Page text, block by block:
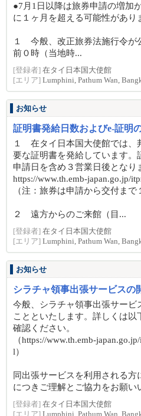
●7月1日以降は旅券申請の増加
に１ヶ月を超える可能性があり
１ 今般、改正旅券法施行令が
前０時（当地時...
[登録者] 在タイ日本国大使館
[エリア] Lumphini, Pathum Wan,
お知らせ
証明書発給日数およびe-証明
１ 在タイ日本国大使館では、
要な証明書を発給しています。
申請日を含め３営業日後となり
https://www.th.emb-japan.go.jp/
（注：旅券は申請から交付まで
２ 遠方からのご来館（目...
[登録者] 在タイ日本国大使館
[エリア] Lumphini, Pathum Wan,
お知らせ
シラチャ領事出張サービスの
今般、シラチャ領事出張サービ
ことといたします。詳しくは
確認ください。
（https://www.th.emb-
l）
同出張サービスを利用される
につきご理解とご協力をお願い
[登録者] 在タイ日本国大使館
[エリア] Lumphini, Pathum Wan,